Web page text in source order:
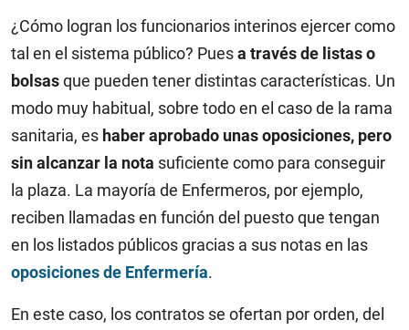
¿Cómo logran los funcionarios interinos ejercer como
tal en el sistema público? Puesa través de listas o
bolsasque pueden tener distintas características. Un
modo muy habitual, sobre todo en el caso de la rama
sanitaria, es haber aprobado unas oposiciones, pero
sin alcanzar la nota suficiente como para conseguir
la plaza. La mayoría de Enfermeros, por ejemplo,
reciben llamadas en función del puesto que tengan
en los listados públicos gracias a sus notas en las
oposiciones de Enfermería.
En este caso, los contratos se ofertan por orden, del